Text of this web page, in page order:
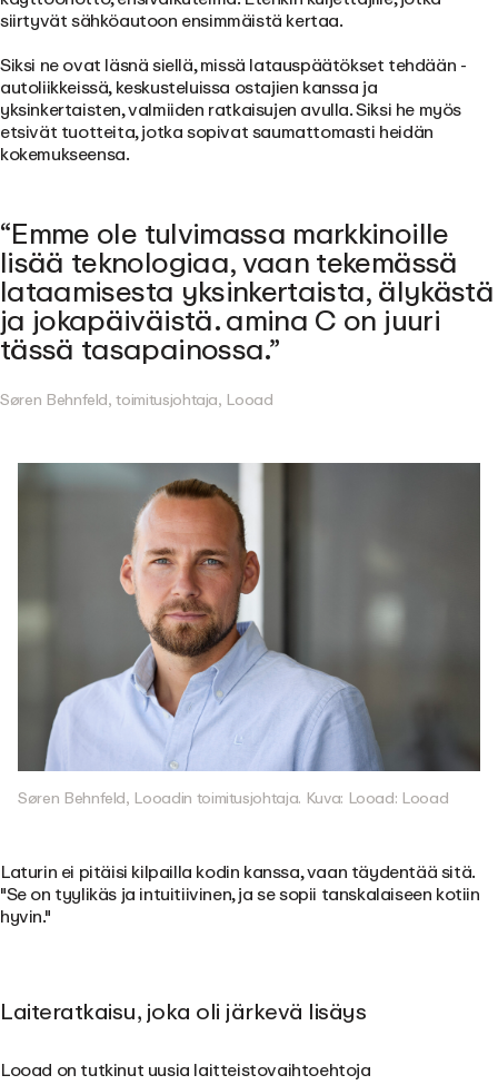
siirtyvät sähköautoon ensimmäistä kertaa.
Siksi ne ovat läsnä siellä, missä latauspäätökset tehdään -
autoliikkeissä, keskusteluissa ostajien kanssa ja
yksinkertaisten, valmiiden ratkaisujen avulla. Siksi he myös
etsivät tuotteita, jotka sopivat saumattomasti heidän
kokemukseensa.
Emme ole tulvimassa markkinoille
lisää teknologiaa, vaan tekemässä
lataamisesta yksinkertaista, älykästä
ja jokapäiväistä. amina C on juuri
tässä tasapainossa.
Søren Behnfeld, toimitusjohtaja, Looad
Søren Behnfeld, Looadin toimitusjohtaja. Kuva: Looad: Looad
Laturin ei pitäisi kilpailla kodin kanssa, vaan täydentää sitä.
"Se on tyylikäs ja intuitiivinen, ja se sopii tanskalaiseen kotiin
hyvin."
Laiteratkaisu, joka oli järkevä lisäys
Looad on tutkinut uusia laitteistovaihtoehtoja